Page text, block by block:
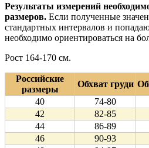
Результаты измерений
размеров. Если полученные
стандартных интервалов и
необходимо ориентироваться на
Рост 164-170 см.
Российские
размеры
Обхват груди
40
74-80
42
82-85
44
86-89
46
90-93